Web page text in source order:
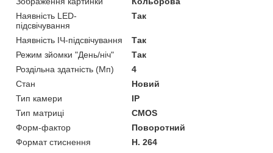
Наявність LED-
підсвічування
Так
Наявність ІЧ-підсвічування
Так
Режим зйомки "День/ніч"
Так
Роздільна здатність (Мп)
4
Стан
Новий
Тип камери
IP
Тип матриці
CMOS
Форм-фактор
Поворотний
Формат стиснення
H. 264